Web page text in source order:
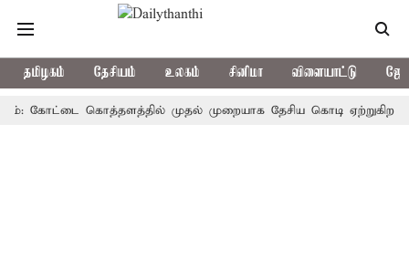
தமிழகம் தேசியம் உலகம் சினிமா விளையாட்டு
கொத்தளத்தில் முதல் முறையாக தேசிய கொடி ஏற்றுகிறார்,